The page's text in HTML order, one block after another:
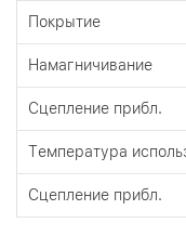
Покрытие
Намагничивание
Сцепление прибл.
Tемпература
Сцепление прибл.